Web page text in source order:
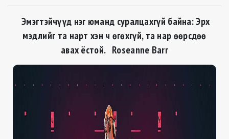
Эмэгтэйчүүд нэг юманд суралцахгүй байна: Эрх
мэдлийг та нарт хэн ч өгөхгүй, та нар өөрсдөө
авах ёстой. Roseanne Barr